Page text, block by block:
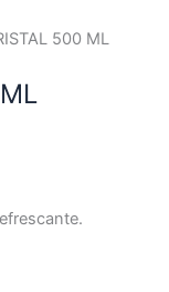
500 ML